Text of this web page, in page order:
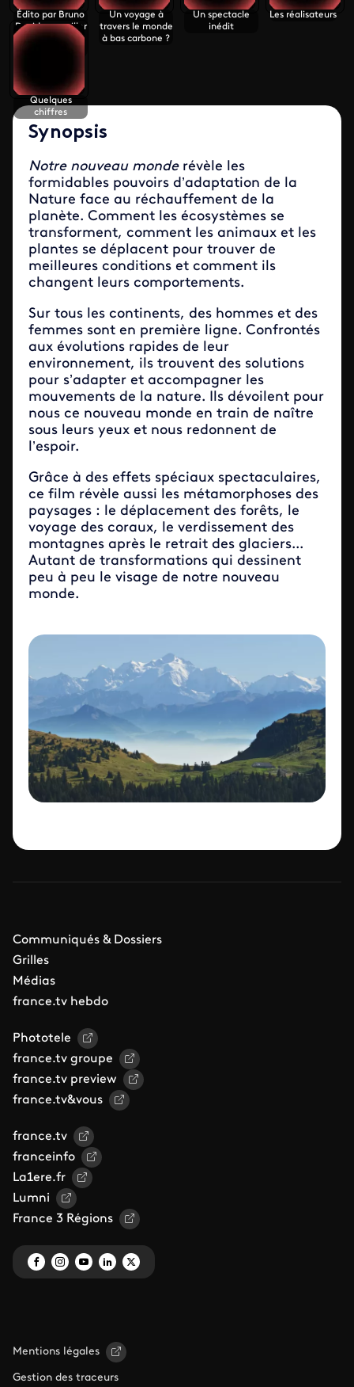
Édito par Bruno
David, conseiller
scientifique du
Un voyage à
travers le monde
à bas carbone ?
Un spectacle
inédit
Les réalisateurs
Quelques
chiffres
Synopsis
Notre nouveau monderévèle les
formidables pouvoirs d’adaptation de la
Nature face au réchauffement de la
planète. Comment les écosystèmes se
transforment, comment les animaux et les
plantes se déplacent pour trouver de
meilleures conditions et comment ils
changent leurs comportements.
Sur tous les continents, des hommes et des
femmes sont en première ligne. Confrontés
aux évolutions rapides de leur
environnement, ils trouvent des solutions
pour s’adapter et accompagner les
mouvements de la nature. Ils dévoilent pour
nous ce nouveau monde en train de naître
sous leurs yeux et nous redonnent de
l’espoir.
Grâce à des effets spéciaux spectaculaires,
ce film révèle aussi les métamorphoses des
paysages : le déplacement des forêts, le
voyage des coraux, le verdissement des
montagnes après le retrait des glaciers...
Autant de transformations qui dessinent
peu à peu le visage de notre nouveau
monde.
Communiqués & Dossiers
Grilles
Médias
france.tv hebdo
Phototele
france.tv groupe
france.tv preview
france.tv&vous
france.tv
franceinfo
La1ere.fr
Lumni
France 3 Régions
Mentions légales
Gestion des traceurs